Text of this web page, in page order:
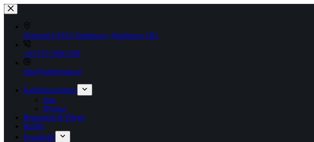
Zum
Inhalt
springen
Österreich 8322 Studenzen, Studenzen 160.
+43 676 3600 208
info@kaffeesam.at
Kaffeemaschinen
Jura
Nivona
Reinigung & Pflege
Kaffee
Ersatzteile